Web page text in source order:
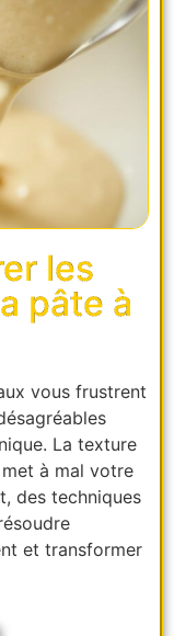
les
pâte à
vous frustrent
La texture
à mal votre
des techniques
et transformer